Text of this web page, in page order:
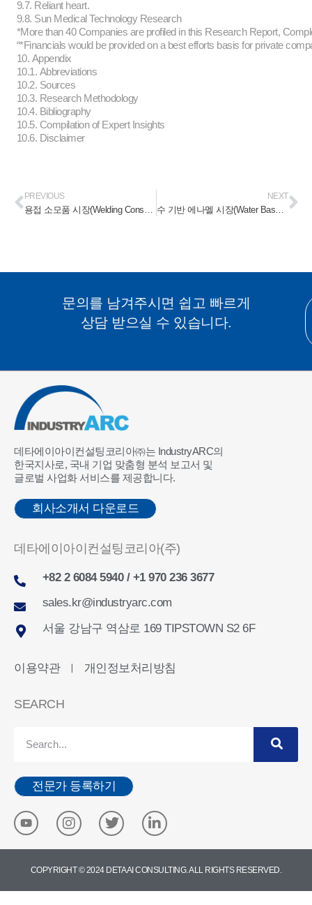
9.7. Reliant heart.
9.8. Sun Medical Technology Research
*More than 40 Companies are profiled in this Research Report,
“*Financials would be provided on a best efforts basis for private
10. Appendix
10.1. Abbreviations
10.2. Sources
10.3. Research Methodology
10.4. Bibliography
10.5. Compilation of Expert Insights
10.6. Disclaimer
PREVIOUS NEXT
문의를 남겨주시면 쉽고 빠르게
상담 받으실 수 있습니다.
데타에이아이컨설팅코리아㈜는 IndustryARC의
한국지사로, 국내 기업 맞춤형 분석 보고서 및
글로벌 사업화 서비스를 제공합니다.
회사소개서 다운로드
데타에이아이컨설팅코리아(주)
+82 2 6084 5940 / +1 970 236 3677
sales.kr@industryarc.com
서울 강남구 역삼로 169 TIPSTOWN S2 6F
이용약관 ㅣ 개인정보처리방침
SEARCH
전문가 등록하기
COPYRIGHT © 2024 DETA AI CONSULTING. ALL RIGHTS RESERVED.